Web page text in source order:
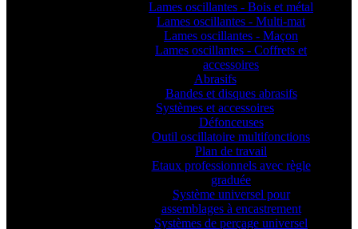
Lames oscillantes - Bois et métal
Lames oscillantes - Multi-mat
Lames oscillantes - Maçon
Lames oscillantes - Coffrets et
accessoires
Abrasifs
Bandes et disques abrasifs
Systèmes et accessoires
Défonceuses
Outil oscillatoire multifonctions
Plan de travail
Etaux professionnels avec règle
graduée
Système universel pour
assemblages à encastrement
Systèmes de perçage universel